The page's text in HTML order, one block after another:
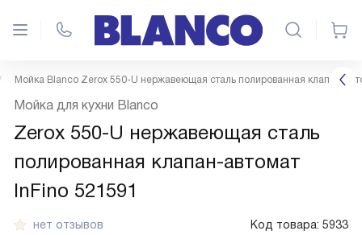
Мойка Blanco Zerox 550-U нержавеющая сталь полированная клапан-
нет отзывов Код товара: 5933
Мойка для кухни Blanco
Zerox 550-U нержавеющая сталь
полированная клапан-автомат
InFino 521591